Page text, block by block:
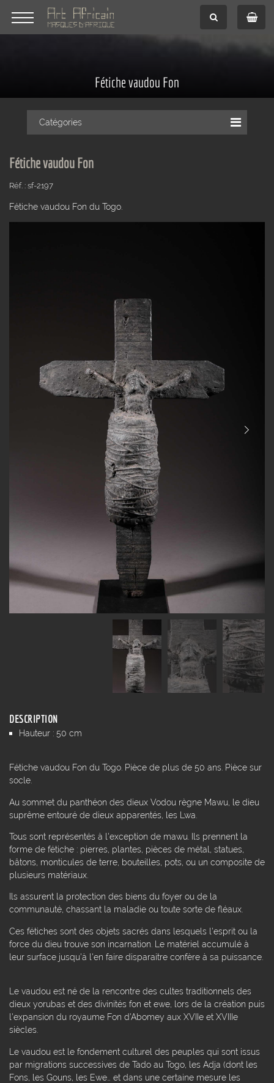
Fétiche vaudou Fon
Catégories
Fétiche vaudou Fon
Réf. : sf-2197
Fétiche vaudou Fon du Togo.
DESCRIPTION
Hauteur : 50 cm
Fétiche vaudou Fon du Togo. Pièce de plus de 50 ans. Pièce sur
socle.
Au sommet du panthéon des dieux Vodou règne Mawu, le dieu
suprême entouré de dieux apparentés, les Lwa.
Tous sont représentés à l'exception de mawu. Ils prennent la
forme de fétiche : pierres, plantes, pièces de métal, statues,
bâtons, monticules de terre, bouteilles, pots, ou un composite de
plusieurs matériaux.
Ils assurent la protection des biens du foyer ou de la
communauté, chassant la maladie ou toute sorte de fléaux.
Ces fétiches sont des objets sacrés dans lesquels l'esprit ou la
force du dieu trouve son incarnation. Le matériel accumulé à
leur surface jusqu'à l'en faire disparaitre confère à sa puissance.
Le vaudou est né de la rencontre des cultes traditionnels des
dieux yorubas et des divinités fon et ewe, lors de la création puis
l'expansion du royaume Fon d'Abomey aux XVIIe et XVIIIe
siècles.
Le vaudou est le fondement culturel des peuples qui sont issus
par migrations successives de Tado au Togo, les Adja (dont les
Fons, les Gouns, les Ewe… et dans une certaine mesure les